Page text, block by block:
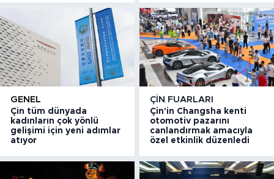
GENEL
Çin tüm dünyada
kadınların çok yönlü
gelişimi için yeni adımlar
atıyor
ÇIN FUARLARI
Çin'in Changsha kenti
otomotiv pazarını
canlandırmak amacıyla
özel etkinlik düzenledi